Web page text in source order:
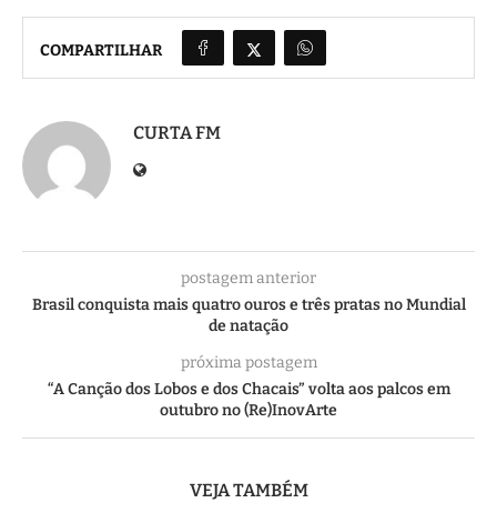
COMPARTILHAR
CURTA FM
postagem anterior
Brasil conquista mais quatro ouros e três pratas no Mundial
de natação
próxima postagem
“A Canção dos Lobos e dos Chacais” volta aos palcos em
outubro no (Re)InovArte
VEJA TAMBÉM